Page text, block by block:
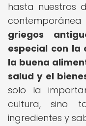
hasta nuestros
griegos
especial con la
la buena
salud y el
solo la
cultura, sino
ingredientes y